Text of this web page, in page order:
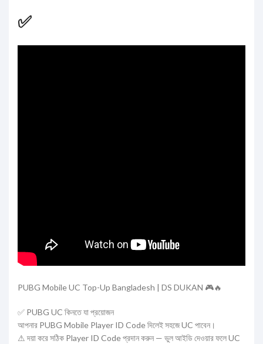
✅
PUBG Mobile UC Top-Up Bangladesh | DS DUKAN 🎮🔥
✅ PUBG UC কিনতে যা প্রয়োজন
আপনার PUBG Mobile Player ID Code দিলেই সহজে UC পাবেন।
⚠ দয়া করে সঠিক Player ID Code প্রদান করুন — ভুল আইডি দেওয়ার ফলে UC